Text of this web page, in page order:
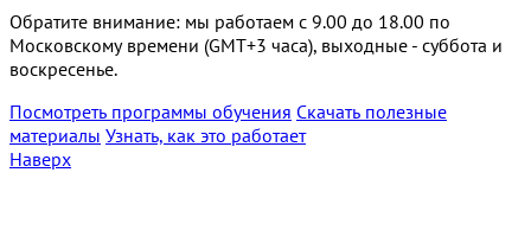
Обратите внимание: мы работаем с 9.00 до 18.00 по
Московскому времени (GMT+3 часа), выходные - суббота и
воскресенье.
Посмотреть программы обучения Скачать полезные
материалы Узнать, как это работает
Наверх